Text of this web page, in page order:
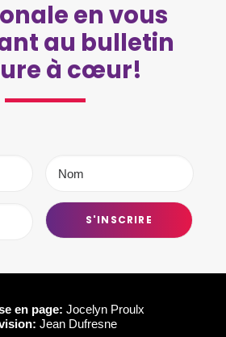
en vous
au bulletin
à cœur!
en page: Jocelyn Proulx
Jean Dufresne